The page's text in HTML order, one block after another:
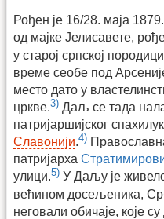
Рођен је 16/28. маја
од мајке Јелисавете,
у старој српској
време сеобе под
место дато у
цркве.3) Даљ се тада
патријаршијског
Славонији.4)
патријарха
улици.5) У Даљу је
већином досељеника,
неговали обичаје, које